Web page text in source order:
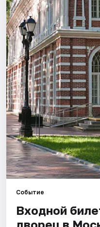
Города
Площадки
Артисты
Рейтинги
Событие
Входной